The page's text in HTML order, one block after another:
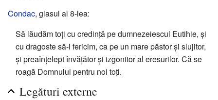
Condac, glasul al 8-lea:
Să lăudăm toți cu credință pe dumnezeiescul Eutihie, și
cu dragoste să-l fericim, ca pe un mare păstor și slujitor,
și preaînțelept învățător și izgonitor al eresurilor. Că se
roagă Domnului pentru noi toți.
Legături externe